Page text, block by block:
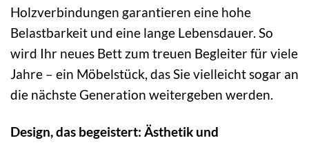
Holzverbindungen garantieren eine hohe
Belastbarkeit und eine lange Lebensdauer. So
wird Ihr neues Bett zum treuen Begleiter für viele
Jahre – ein Möbelstück, das Sie vielleicht sogar an
die nächste Generation weitergeben werden.
Design, das begeistert: Ästhetik und